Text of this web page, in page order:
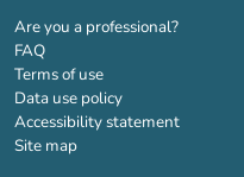
Are you a professional?(new tab)
FAQ
Terms of use
Data use policy
Accessibility statement
Site map